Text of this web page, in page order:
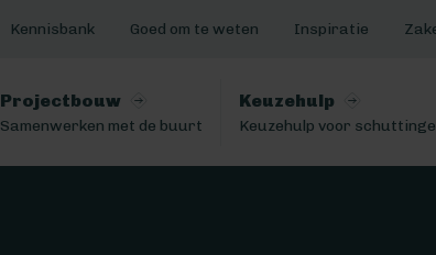
Kennisbank Goed om te weten Inspiratie
Projectbouw
Samenwerken met de buurt
Keuzehulp
Keuzehulp voor